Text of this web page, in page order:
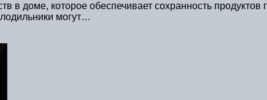
в доме, которое обеспечивает сохранность
могут…